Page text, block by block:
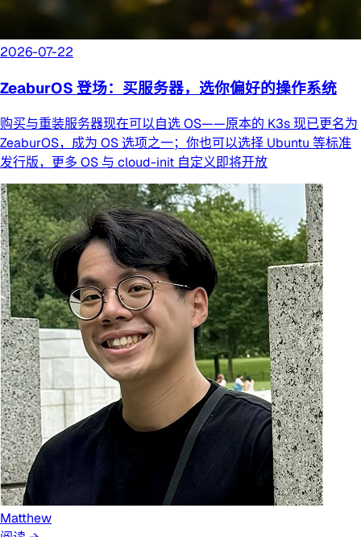
2026-07-22
ZeaburOS 登场：买服务器，选你偏好的操作系统
购买与重装服务器现在可以自选 OS——原本的 K3s 现已更名为
ZeaburOS，成为 OS 选项之一；你也可以选择 Ubuntu 等标准
发行版，更多 OS 与 cloud-init 自定义即将开放
Matthew